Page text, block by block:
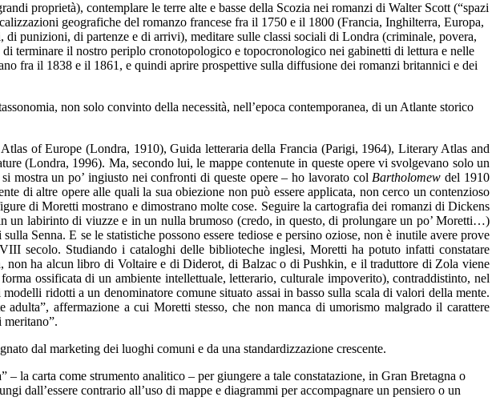
proprietà), contemplare le terre alte e basse della Scozia nei romanzi di Walter Scott (“spazi
geografiche del romanzo francese fra il 1750 e il 1800 (Francia, Inghilterra, Europa,
punizioni, di partenze e di arrivi), meditare sulle classi sociali di Londra (criminale, povera,
terminare il nostro periplo cronotopologico e topocronologico nei gabinetti di lettura e nelle
fra il 1838 e il 1861, e quindi aprire prospettive sulla diffusione dei romanzi britannici e dei
non solo convinto della necessità, nell’epoca contemporanea, di un Atlante storico
of Europe (Londra, 1910), Guida letteraria della Francia (Parigi, 1964), Literary Atlas and
(Londra, 1996). Ma, secondo lui, le mappe contenute in queste opere vi svolgevano solo un
mostra un po’ ingiusto nei confronti di queste opere – ho lavorato colBartholomew del 1910
di altre opere alle quali la sua obiezione non può essere applicata, non cerco un contenzioso
di Moretti mostrano e dimostrano molte cose. Seguire la cartografia dei romanzi di Dickens
un labirinto di viuzze e in un nulla brumoso (credo, in questo, di prolungare un po’ Moretti…)
Senna. E se le statistiche possono essere tediose e persino oziose, non è inutile avere prove
secolo. Studiando i cataloghi delle biblioteche inglesi, Moretti ha potuto infatti constatare
non ha alcun libro di Voltaire e di Diderot, di Balzac o di Pushkin, e il traduttore di Zola viene
ossificata di un ambiente intellettuale, letterario, culturale impoverito), contraddistinto, nel
ridotti a un denominatore comune situato assai in basso sulla scala di valori della mente.
affermazione a cui Moretti stesso, che non manca di umorismo malgrado il carattere
meritano”.
dal marketing dei luoghi comuni e da una standardizzazione crescente.
la carta come strumento analitico – per giungere a tale constatazione, in Gran Bretagna o
dall’essere contrario all’uso di mappe e diagrammi per accompagnare un pensiero o un